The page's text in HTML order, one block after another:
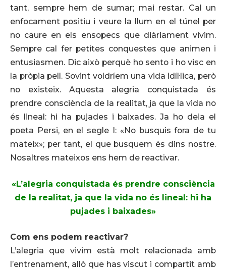
tant, sempre hem de sumar; mai restar. Cal un
enfocament positiu i veure la llum en el túnel per
no caure en els ensopecs que diàriament vivim.
Sempre cal fer petites conquestes que animen i
entusiasmen. Dic això perquè ho sento i ho visc en
la pròpia pell. Sovint voldríem una vida idíl·lica, però
no existeix. Aquesta alegria conquistada és
prendre consciència de la realitat, ja que la vida no
és lineal: hi ha pujades i baixades. Ja ho deia el
poeta Persi, en el segle I: «No busquis fora de tu
mateix»; per tant, el que busquem és dins nostre.
Nosaltres mateixos ens hem de reactivar.
«L’alegria conquistada és prendre consciència
de la realitat, ja que la vida no és lineal: hi ha
pujades i baixades»
Com ens podem reactivar?
L’alegria que vivim està molt relacionada amb
l’entrenament, allò que has viscut i compartit amb